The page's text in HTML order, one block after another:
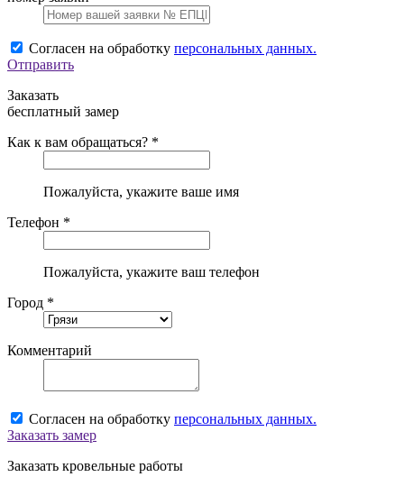
Согласен на обработку персональных данных.
Отправить
Заказать
бесплатный замер
Как к вам обращаться? *
Пожалуйста, укажите ваше имя
Телефон *
Пожалуйста, укажите ваш телефон
Город *
Комментарий
Согласен на обработку персональных данных.
Заказать замер
Заказать кровельные работы